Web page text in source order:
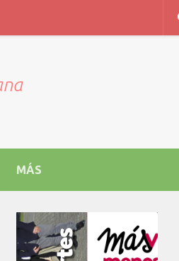
MÁS